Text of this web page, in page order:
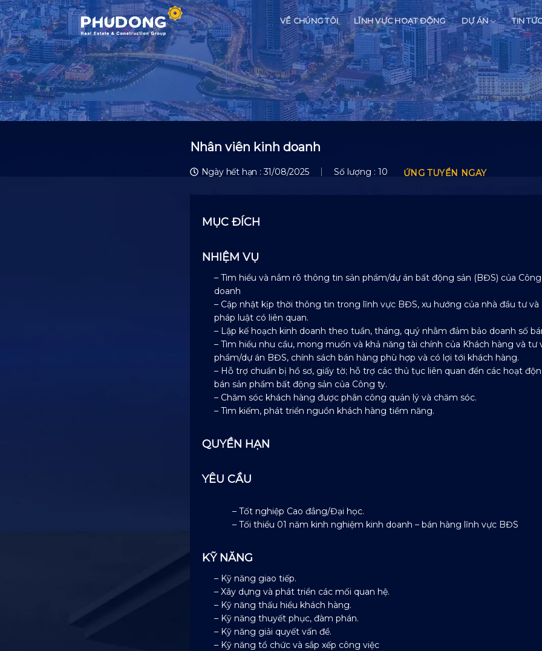
Skip
to
content
VỀ CHÚNG TÔI LĨNH VỰC HOẠT ĐỘNG DỰ ÁN TIN
Nhân viên kinh doanh
Ngày hết hạn : 31/08/2025 Số lượng : 10 ỨNG TUYỂN NGAY
MỤC ĐÍCH
NHIỆM VỤ
– Tìm hiểu và nắm rõ thông tin sản phẩm/dự án bất động sản (BĐS) của
doanh
– Cập nhật kịp thời thông tin trong lĩnh vực BĐS, xu hướng của nhà đầu tư và
pháp luật có liên quan.
– Lập kế hoạch kinh doanh theo tuần, tháng, quý nhằm đảm bảo doanh số
– Tìm hiểu nhu cầu, mong muốn và khả năng tài chính của Khách hàng và tư
phẩm/dự án BĐS, chính sách bán hàng phù hợp và có lợi tới khách hàng.
– Hỗ trợ chuẩn bị hồ sơ, giấy tờ; hỗ trợ các thủ tục liên quan đển các hoạt
bán sản phẩm bất động sản của Công ty.
– Chăm sóc khách hàng được phân công quản lý và chăm sóc.
– Tìm kiếm, phát triển nguồn khách hàng tiềm năng.
QUYỀN HẠN
YÊU CẦU
– Tốt nghiệp Cao đẳng/Đại học.
– Tối thiểu 01 năm kinh nghiệm kinh doanh – bán hàng lĩnh vực BĐS
KỸ NĂNG
– Kỹ năng giao tiếp.
– Xây dựng và phát triển các mối quan hệ.
– Kỹ năng thấu hiểu khách hàng.
– Kỹ năng thuyết phục, đàm phán.
– Kỹ năng giải quyết vấn đề.
– Kỹ năng tổ chức và sắp xếp công việc